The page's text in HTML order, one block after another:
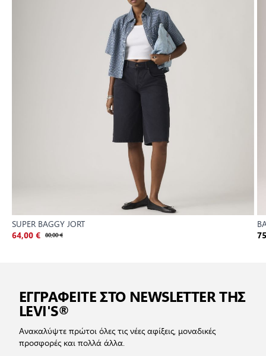
SUPER BAGGY JORT
64,00 € 80,00 €
ΕΓΓΡΑΦΕΙΤΕ ΣΤΟ NEWSLETTER ΤΗΣ
LEVI'S®
Ανακαλύψτε πρώτοι όλες τις νέες αφίξεις, μοναδικές
προσφορές και πολλά άλλα.